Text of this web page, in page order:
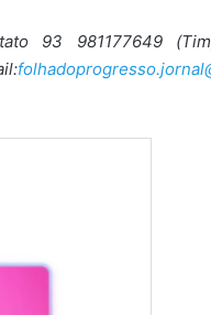
93 981177649